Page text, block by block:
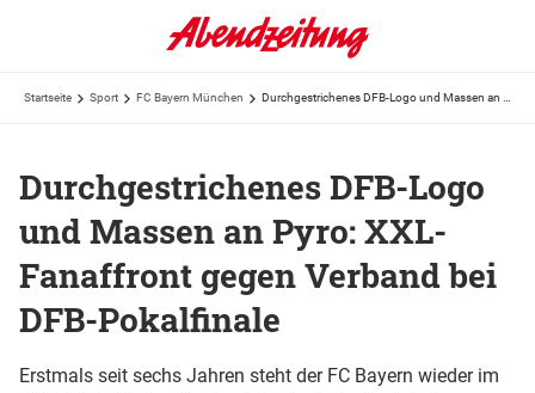
Startseite Sport FC Bayern München
Durchgestrichenes DFB-Logo
und Massen an Pyro: XXL-
Fanaffront gegen Verband bei
DFB-Pokalfinale
Erstmals seit sechs Jahren steht der FC Bayern wieder im